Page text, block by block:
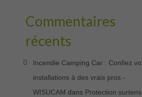
Commentaires
récents
Incendie Camping Car : Confiez
installations à des vrais pros -
WISUCAM dans Protection